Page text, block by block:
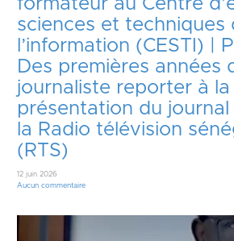
formateur au Centre
sciences et techniques
l’information (CESTI) |
Des premières années
journaliste reporter à la
présentation du
la Radio télévision
(RTS)
12 juin 2026
Aucun commentaire